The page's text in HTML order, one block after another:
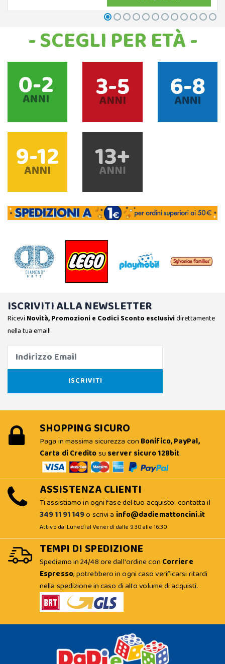
- SCEGLI PER ETÀ -
ISCRIVITI ALLA NEWSLETTER
Ricevi Novità, Promozioni e Codici Sconto esclusividirettamente
nella tua email!
SHOPPING SICURO
Paga in massima sicurezza con Bonifico, PayPal,
Carta di Creditosu server sicuro 128bit.
ASSISTENZA CLIENTI
Ti assistiamo in ogni fase del tuo acquisto: contatta il
349 11 91 149o scrivi a info@dadiemattoncini.it
Attivo dal Lunedì al Venerdì dalle 9:30 alle 16:30
TEMPI DI SPEDIZIONE
Spediamo in 24/48 ore dall'ordine con Corriere
Espresso; potrebbero in ogni caso verificarsi ritardi
nella spedizione in caso di alto volume di acquisti.